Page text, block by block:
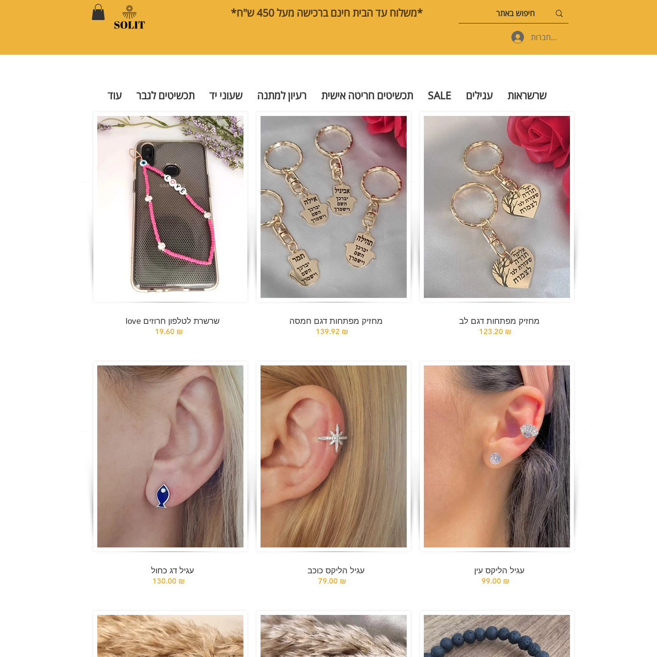
*משלוח עד הבית חינם ברכישה מעל 450 ש"ח*
להתחברות
שרשראות עגילים SALE תכשיטים חריטה אישית רעיון למתנה שעוני יד תכשיטים לגבר עוד
love שרשרת לטלפון חרוזים
19.60 ₪
עגיל דג כחול
130.00 ₪
מחזיק מפתחות דגם חמסה
139.92 ₪
עגיל הליקס כוכב
79.00 ₪
מחזיק מפתחות דגם לב
123.20 ₪
עגיל הליקס עין
99.00 ₪